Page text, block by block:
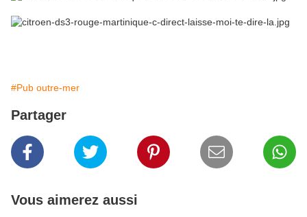
#Pub outre-mer
Partager
Vous aimerez aussi